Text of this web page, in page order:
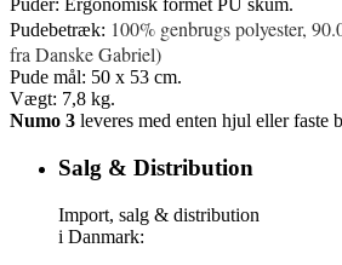
Puder: Ergonomisk formet PU skum.
Pudebetræk: 100% genbrugs polyester,
fra Danske Gabriel)
Pude mål: 50 x 53 cm.
Vægt: 7,8 kg.
Numo 3 leveres med enten hjul eller faste
Salg & Distribution
Import, salg & distribution
i Danmark: